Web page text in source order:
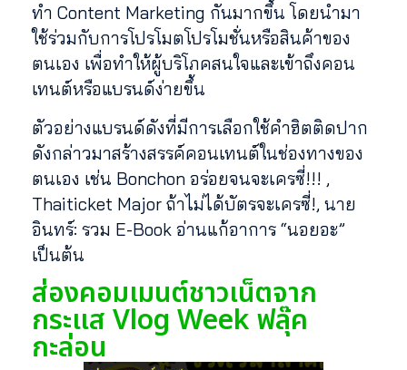
ทำ Content Marketing กันมากขึ้น โดยนำมา
ใช้ร่วมกับการโปรโมตโปรโมชั่นหรือสินค้าของ
ตนเอง เพื่อทำให้ผู้บริโภคสนใจและเข้าถึงคอน
เทนต์หรือแบรนด์ง่ายขึ้น
ตัวอย่างแบรนด์ดังที่มีการเลือกใช้คำฮิตติดปาก
ดังกล่าวมาสร้างสรรค์คอนเทนต์ในช่องทางของ
ตนเอง เช่น Bonchon อร่อยจนจะเครซี่!!! ,
Thaiticket Major ถ้าไม่ได้บัตรจะเครซี่!, นาย
อินทร์: รวม E-Book อ่านแก้อาการ “นอยอะ”
เป็นต้น
ส่องคอมเมนต์ชาวเน็ตจาก
กระแส Vlog Week ฟลุ๊ค
กะล่อน